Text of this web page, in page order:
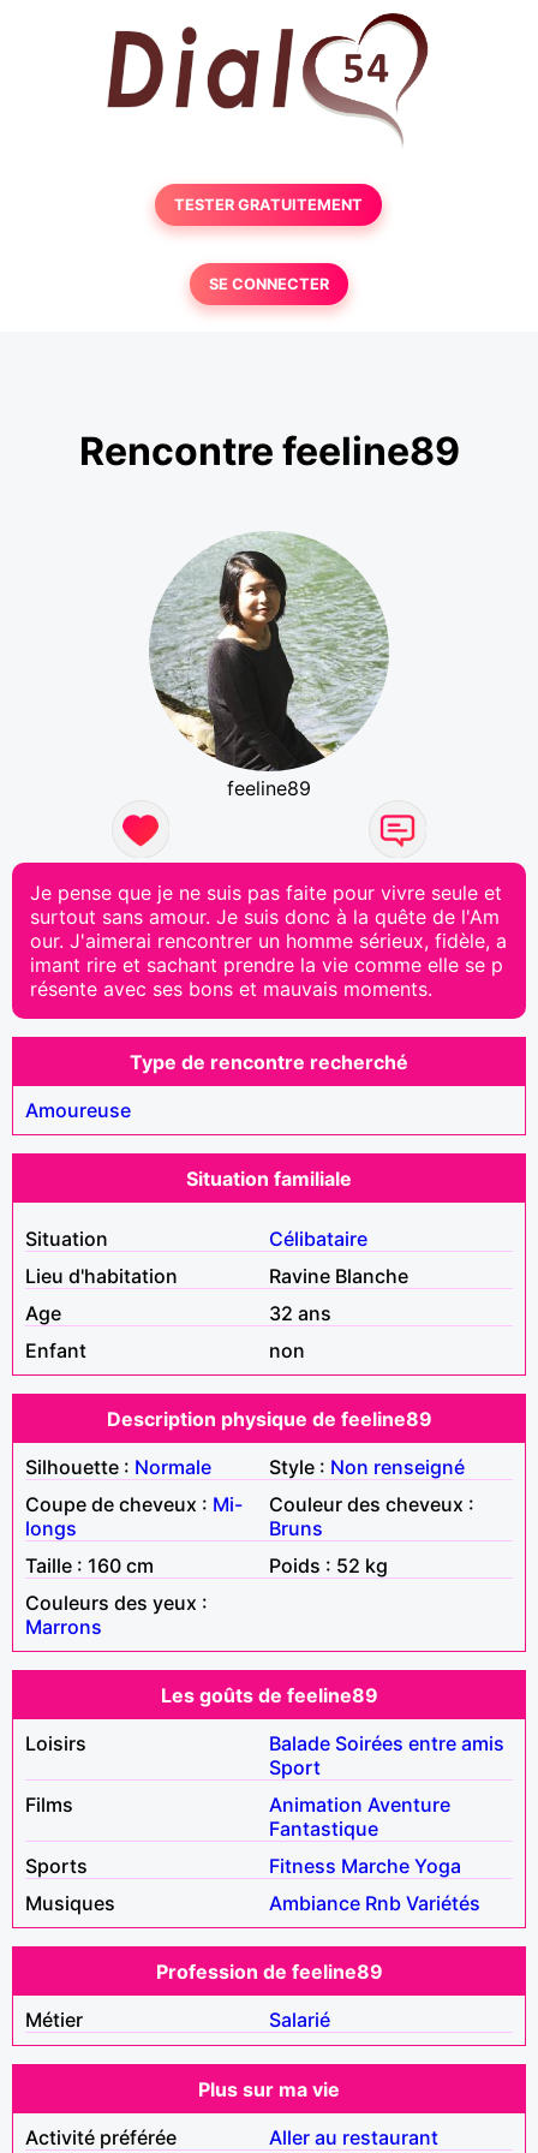
TESTER GRATUITEMENT
SE CONNECTER
Rencontre feeline89
feeline89
Je pense que je ne suis pas faite pour vivre seule et
surtout sans amour. Je suis donc à la quête de l'Am
our. J'aimerai rencontrer un homme sérieux, fidèle, a
imant rire et sachant prendre la vie comme elle se p
résente avec ses bons et mauvais moments.
Type de rencontre recherché
Amoureuse
Situation familiale
Situation
Célibataire
Lieu d'habitation
Ravine Blanche
Age
32 ans
Enfant
non
Description physique de feeline89
Silhouette : Normale Style : Non renseigné
Coupe de cheveux : Mi-
longs
Couleur des cheveux :
Bruns
Taille : 160 cm
Poids : 52 kg
Couleurs des yeux :
Marrons
Les goûts de feeline89
Loisirs
Balade Soirées entre amis
Sport
Films
Animation Aventure
Fantastique
Sports
Fitness Marche Yoga
Musiques
Ambiance Rnb Variétés
Profession de feeline89
Métier
Salarié
Plus sur ma vie
Activité préférée
Aller au restaurant